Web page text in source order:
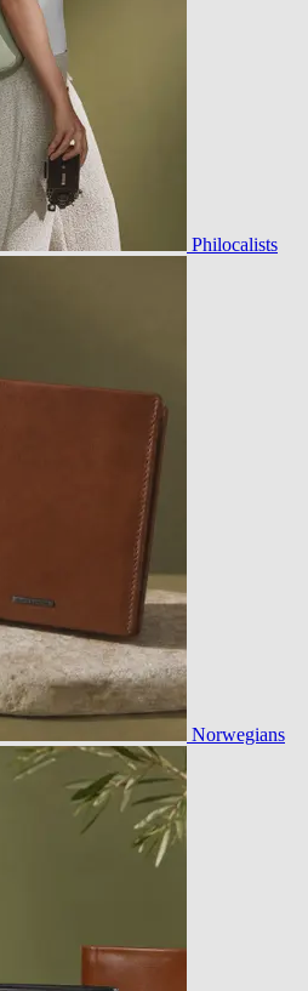
Philocalists
Norwegians